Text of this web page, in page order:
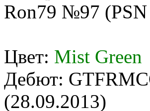
Ron79 №97 (PSN
Цвет: Mist Green
Дебют:
(28.09.2013)